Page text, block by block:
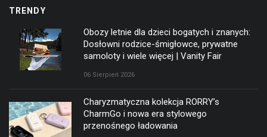
TRENDY
Obozy letnie dla dzieci bogatych i znanych:
Dosłowni rodzice-śmigłowce, prywatne
samoloty i wiele więcej | Vanity Fair
06 Sierpień 2026
Charyzmatyczna kolekcja RORRY’s
CharmGo i nowa era stylowego
przenośnego ładowania